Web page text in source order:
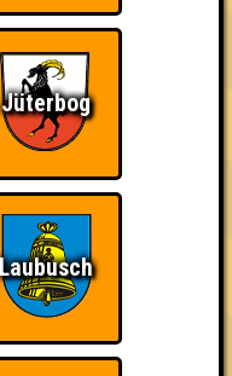
The Amount of
Teilnahmen is too
damn high
Da! Teil der Oberschicht
Jüterbog